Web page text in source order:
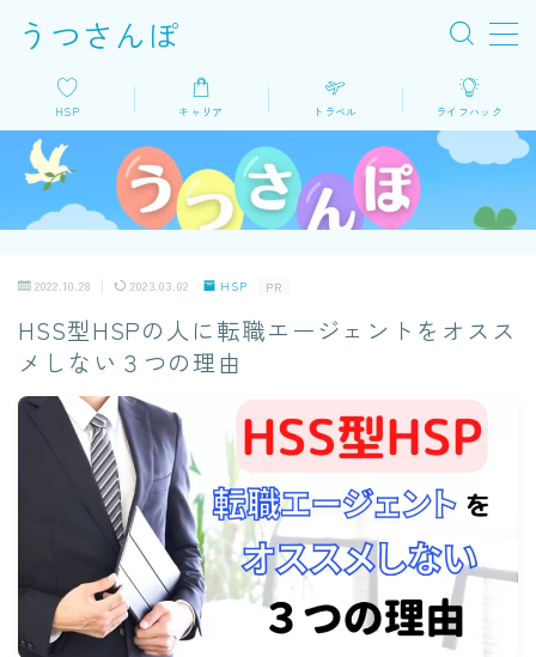
うつさんぽ
MENU
HSP
キャリア
ライフハック
HSP キャリア トラベル ライフハック
2022.10.28 2023.03.02 HSP PR
HSS型HSPの人に転職エージェントをオスス
メしない３つの理由